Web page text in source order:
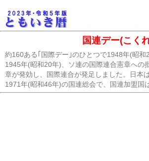
国連デー(こく
約160ある｢国際デー｣のひとつで1948年(昭和
1945年(昭和20年)、ソ連の国際連合憲章への
章が発効し、国際連合が発足しました。日本
1971年(昭和46年)の国連総会で、国連加盟国